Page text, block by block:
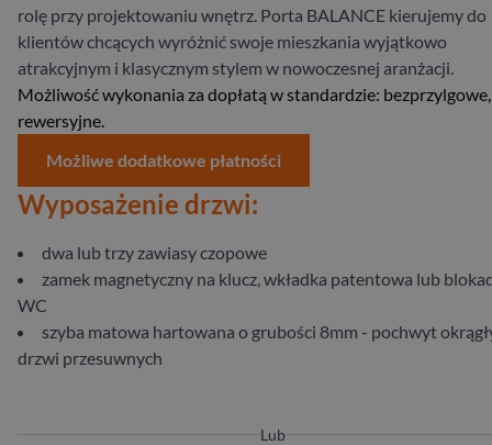
rolę przy projektowaniu wnętrz. Porta BALANCE kierujemy do
klientów chcących wyróżnić swoje mieszkania wyjątkowo
atrakcyjnym i klasycznym stylem w nowoczesnej aranżacji.
Możliwość wykonania za dopłatą w standardzie: bezprzylgowe,
rewersyjne.
Możliwe dodatkowe płatności
Wyposażenie drzwi:
dwa lub trzy zawiasy czopowe
zamek magnetyczny na klucz, wkładka patentowa lub
WC
szyba matowa hartowana o grubości 8mm - pochwyt
drzwi przesuwnych
Lub